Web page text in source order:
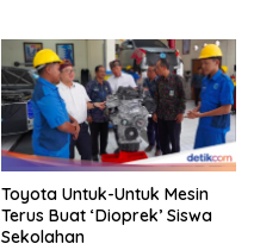
Toyota Untuk-Untuk Mesin
Terus Buat ‘Dioprek’ Siswa
Sekolahan